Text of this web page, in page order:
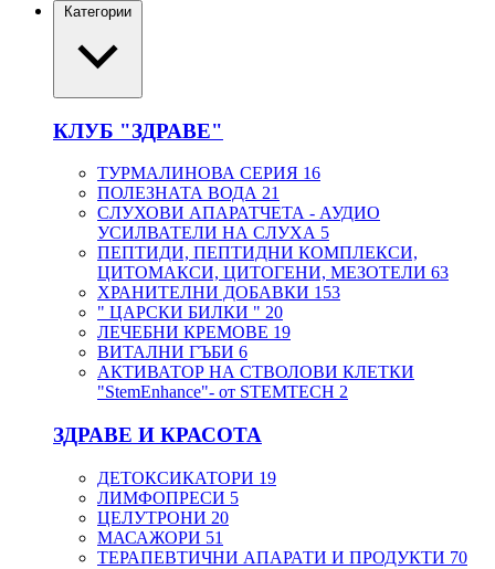
Категории
КЛУБ "ЗДРАВЕ"
ТУРМАЛИНОВА СЕРИЯ 16
ПОЛЕЗНАТА ВОДА 21
СЛУХОВИ АПАРАТЧЕТА - АУДИО
УСИЛВАТЕЛИ НА СЛУХА 5
ПЕПТИДИ, ПЕПТИДНИ КОМПЛЕКСИ,
ЦИТОМАКСИ, ЦИТОГЕНИ, МЕЗОТЕЛИ 63
ХРАНИТЕЛНИ ДОБАВКИ 153
" ЦАРСКИ БИЛКИ " 20
ЛЕЧЕБНИ КРЕМОВЕ 19
ВИТАЛНИ ГЪБИ 6
АКТИВАТОР НА СТВОЛОВИ КЛЕТКИ
"StemEnhance"- от STEMTECH 2
ЗДРАВЕ И КРАСОТА
ДЕТОКСИКАТОРИ 19
ЛИМФОПРЕСИ 5
ЦЕЛУТРОНИ 20
МАСАЖОРИ 51
ТЕРАПЕВТИЧНИ АПАРАТИ И ПРОДУКТИ 70